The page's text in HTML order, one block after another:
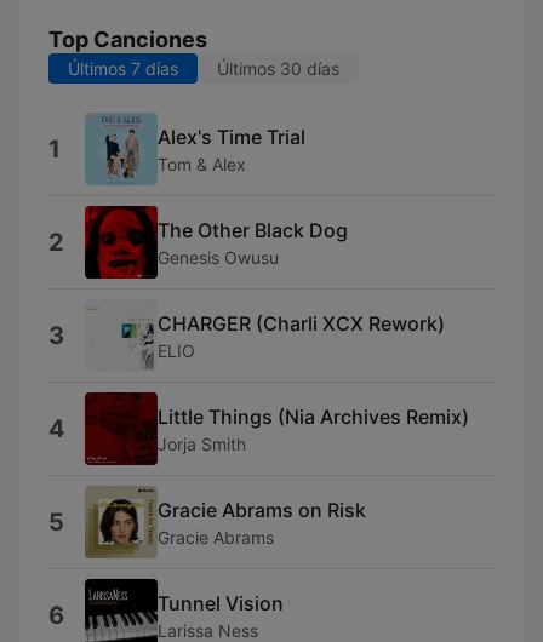
Top Canciones
Últimos 7 días Últimos 30 días
1 Alex's Time Trial
Tom & Alex
2 The Other Black Dog
Genesis Owusu
3 CHARGER (Charli XCX Rework)
ELIO
4 Little Things (Nia Archives Remix)
Jorja Smith
5 Gracie Abrams on Risk
Gracie Abrams
6 Tunnel Vision
Larissa Ness